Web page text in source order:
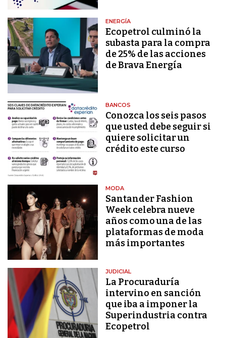
ENERGÍA
Ecopetrol culminó la
subasta para la compra
de 25% de las acciones
de Brava Energía
BANCOS
Conozca los seis pasos
que usted debe seguir si
quiere solicitar un
crédito este curso
MODA
Santander Fashion
Week celebra nueve
años como una de las
plataformas de moda
más importantes
JUDICIAL
La Procuraduría
intervino en sanción
que iba a imponer la
Superindustria contra
Ecopetrol